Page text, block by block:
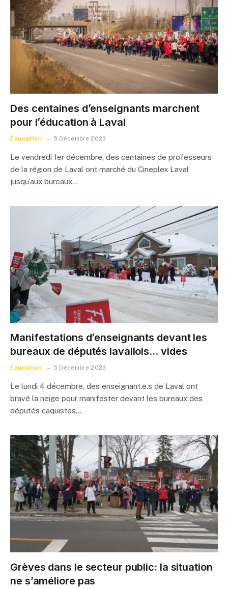
Des centaines d’enseignants marchent
pour l’éducation à Laval
Éducation 5 Décembre 2023
Le vendredi 1er décembre, des centaines de professeurs
de la région de Laval ont marché du Cineplex Laval
jusqu’aux bureaux…
Manifestations d’enseignants devant les
bureaux de députés lavallois… vides
Éducation 5 Décembre 2023
Le lundi 4 décembre, des enseignant.e.s de Laval ont
bravé la neige pour manifester devant les bureaux des
députés caquistes…
Grèves dans le secteur public: la situation
ne s’améliore pas